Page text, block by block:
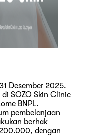
Desember 2025.
SOZO Skin Clinic
BNPL.
pembelanjaan
berhak
dengan